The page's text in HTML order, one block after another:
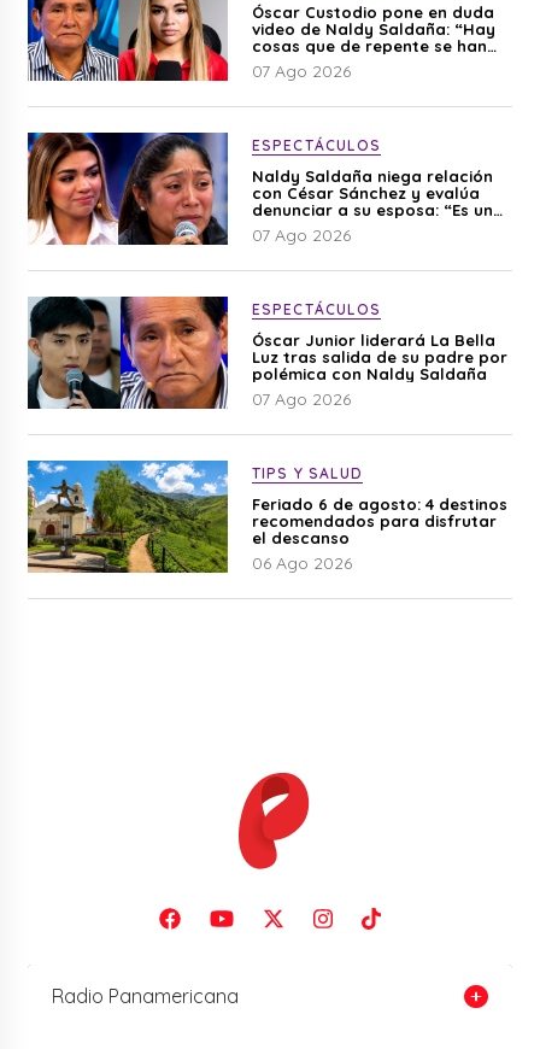
Óscar Custodio pone en duda
video de Naldy Saldaña: “Hay
cosas que de repente se han
editado”
07 Ago 2026
ESPECTÁCULOS
Naldy Saldaña niega relación
con César Sánchez y evalúa
denunciar a su esposa: “Es una
difamación”
07 Ago 2026
ESPECTÁCULOS
Óscar Junior liderará La Bella
Luz tras salida de su padre por
polémica con Naldy Saldaña
07 Ago 2026
TIPS Y SALUD
Feriado 6 de agosto: 4 destinos
recomendados para disfrutar
el descanso
06 Ago 2026
Radio Panamericana